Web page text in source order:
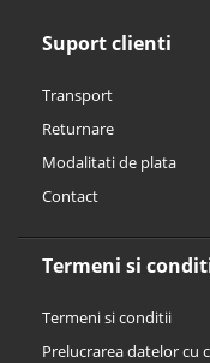
Suport clienti
Transport
Returnare
Modalitati de plata
Contact
Termeni si
Termeni si conditii
Prelucrarea datelor cu